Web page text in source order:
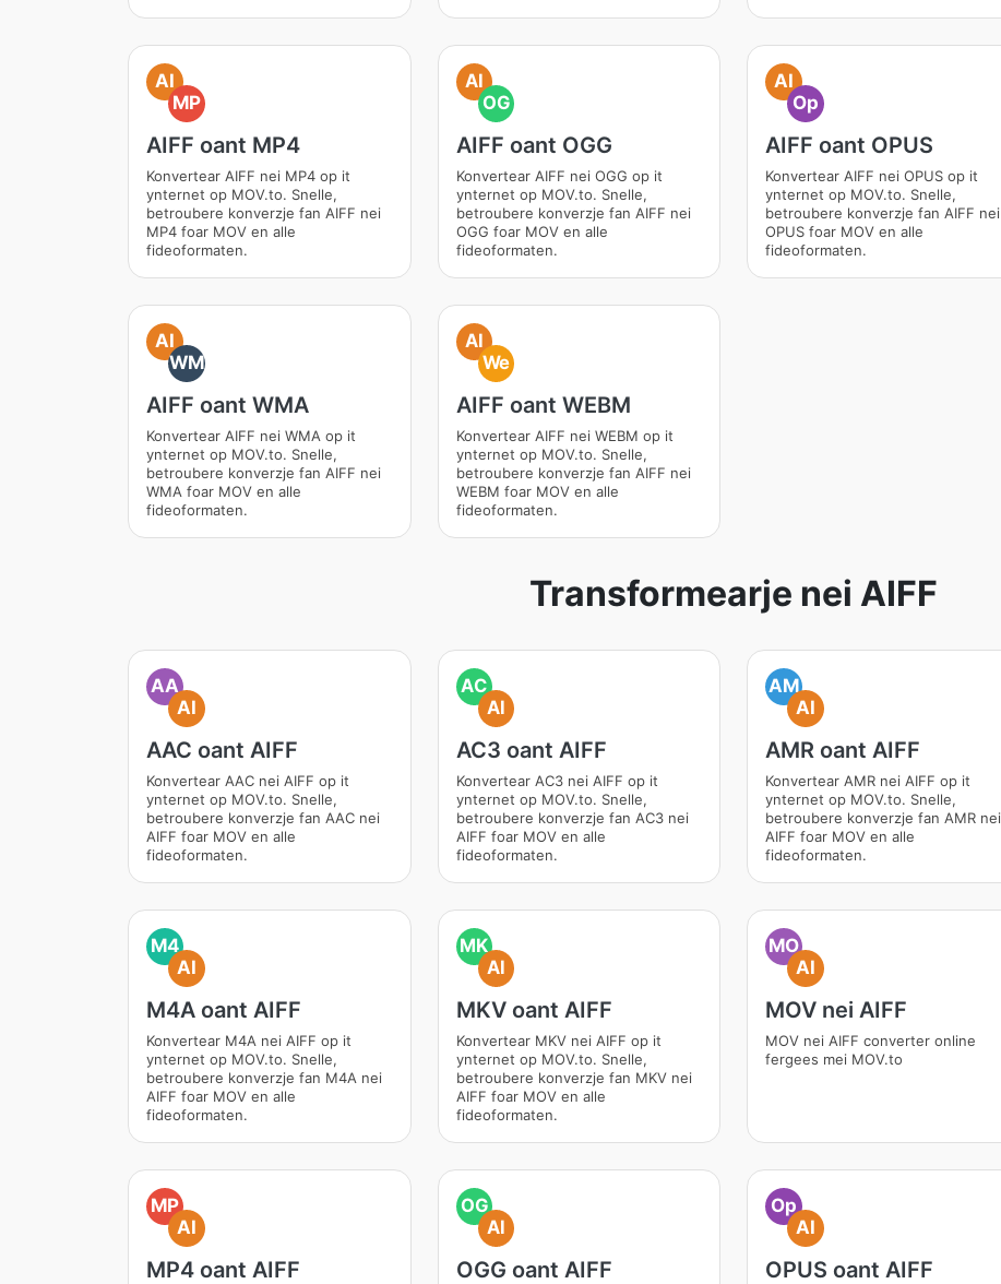
AI
MP
AIFF oant MP4
Konvertear AIFF nei MP4 op it
ynternet op MOV.to. Snelle,
betroubere konverzje fan AIFF nei
MP4 foar MOV en alle
fideoformaten.
AI
OG
AIFF oant OGG
Konvertear AIFF nei OGG op it
ynternet op MOV.to. Snelle,
betroubere konverzje fan AIFF nei
OGG foar MOV en alle
fideoformaten.
AI
Op
AIFF oant OPUS
Konvertear AIFF nei OPUS op it
ynternet op MOV.to. Snelle,
betroubere konverzje fan AIFF nei
OPUS foar MOV en alle
fideoformaten.
AI
WM
AIFF oant WMA
Konvertear AIFF nei WMA op it
ynternet op MOV.to. Snelle,
betroubere konverzje fan AIFF nei
WMA foar MOV en alle
fideoformaten.
AI
We
AIFF oant WEBM
Konvertear AIFF nei WEBM op it
ynternet op MOV.to. Snelle,
betroubere konverzje fan AIFF nei
WEBM foar MOV en alle
fideoformaten.
Transformearje nei AIFF
AA
AI
AAC oant AIFF
Konvertear AAC nei AIFF op it
ynternet op MOV.to. Snelle,
betroubere konverzje fan AAC nei
AIFF foar MOV en alle
fideoformaten.
AC
AI
AC3 oant AIFF
Konvertear AC3 nei AIFF op it
ynternet op MOV.to. Snelle,
betroubere konverzje fan AC3 nei
AIFF foar MOV en alle
fideoformaten.
AM
AI
AMR oant AIFF
Konvertear AMR nei AIFF op it
ynternet op MOV.to. Snelle,
betroubere konverzje fan AMR nei
AIFF foar MOV en alle
fideoformaten.
M4
AI
M4A oant AIFF
Konvertear M4A nei AIFF op it
ynternet op MOV.to. Snelle,
betroubere konverzje fan M4A nei
AIFF foar MOV en alle
fideoformaten.
MK
AI
MKV oant AIFF
Konvertear MKV nei AIFF op it
ynternet op MOV.to. Snelle,
betroubere konverzje fan MKV nei
AIFF foar MOV en alle
fideoformaten.
MO
AI
MOV nei AIFF
MOV nei AIFF converter online
fergees mei MOV.to
MP
AI
MP4 oant AIFF
OG
AI
OGG oant AIFF
Op
AI
OPUS oant AIFF